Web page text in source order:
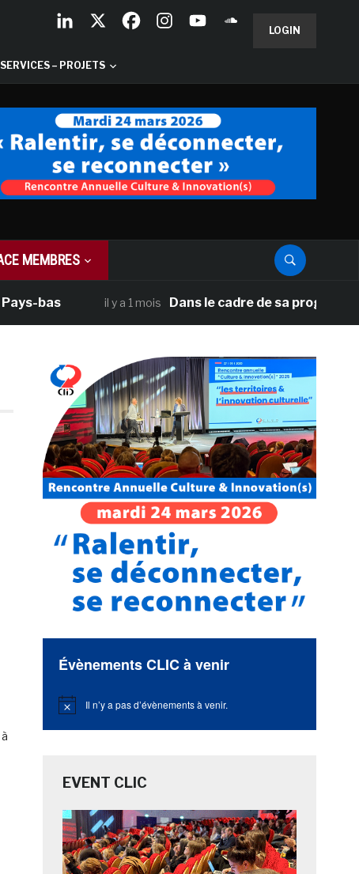
LOGIN
– PROJETS
MEMBRES
il y a 1 mois Dans le cadre de sa
Évènements CLIC à venir
Notice Il n’y a pas d’évènements à venir.
EVENT CLIC